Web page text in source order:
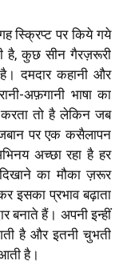
स्क्रिप्ट पर किये गये
है, कुछ सीन गैरज़रूरी
दमदार कहानी और
अफ़गानी भाषा का
तो है लेकिन जब
पर एक कसैलापन
अच्छा रहा है हर
का मौका ज़रूर
इसका प्रभाव बढ़ाता
बनाते हैं। अपनी इन्हीं
है और इतनी चुभती
है।